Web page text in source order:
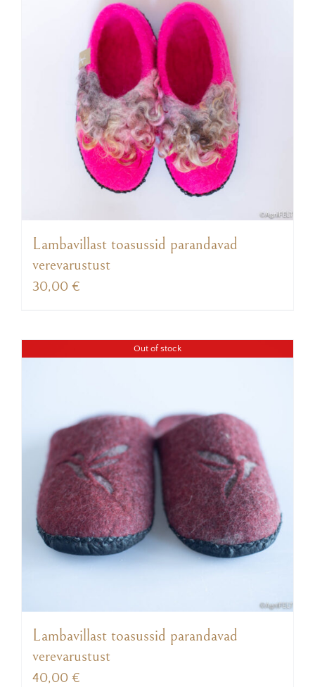
Lambavillast toasussid parandavad
verevarustust
30,00 €
Out of stock
Lambavillast toasussid parandavad
verevarustust
40,00 €